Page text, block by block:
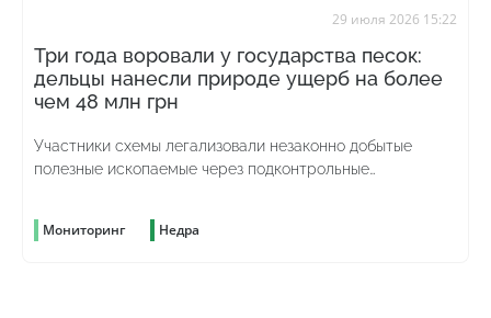
29 июля 2026 15:22
Три года воровали у государства песок:
дельцы нанесли природе ущерб на более
чем 48 млн грн
Участники схемы легализовали незаконно добытые
полезные ископаемые через подконтрольные
Мониторинг Недра